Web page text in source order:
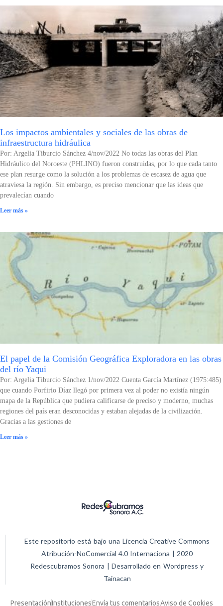
Los impactos ambientales y sociales de las obras de
infraestructura hidráulica
Por: Argelia Tiburcio Sánchez 4/nov/2022 No todas las obras del Plan
Hidráulico del Noroeste (PHLINO) fueron construidas, por lo que cada tanto
ese plan resurge como la solución a los problemas de escasez de agua que
atraviesa la región. Sin embargo, es preciso mencionar que las ideas que
prevalecían cuando
Leer más »
El papel de la Comisión Geográfica Exploradora en las obras
del río Yaqui
Por: Argelia Tiburcio Sánchez 1/nov/2022 Cuenta García Martínez (1975:485)
que cuando Porfirio Díaz llegó por primera vez al poder no existía ningún
mapa de la República que pudiera calificarse de preciso y moderno, muchas
regiones del país eran desconocidas y estaban alejadas de la civilización.
Gracias a las gestiones de
Leer más »
Este repositorio está bajo una Licencia Creative Commons
Atribución-NoComercial 4.0 Internaciona | 2020
Redescubramos Sonora | Desarrollado en Wordpress y
Tainacan
PresentaciónInstitucionesEnvía tus comentariosAviso de Cookies